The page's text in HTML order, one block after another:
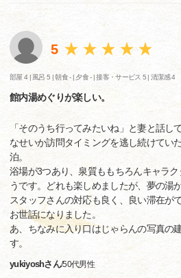
5
部屋 4 | 風呂 5 |朝食 - | 夕食 - |接客・サービス 5 |清潔感 4
館内湯めぐりが楽しい。
「そのうち行ってみたいね」と妻と話し
なせいか訪問タイミングを逃し続けてい
泊。
浴場が3つあり、泉質ももちろんキャラ
うです。どれも楽しめましたが、夢の湯
スタッフさんの対応も良く、良い滞在が
お世話になりました。
あ、ちなみに入り口はじゃらんの写真の
す。
yukiyoshさん/50代男性